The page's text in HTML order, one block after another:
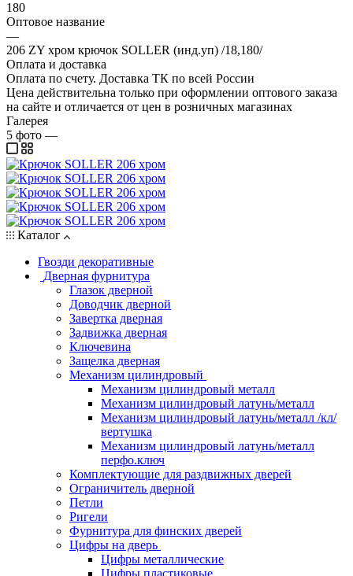
180
Оптовое название
—
206 ZY хром крючок SOLLER (инд.уп) /18,180/
Оплата и доставка
Оплата по счету. Доставка ТК по всей России
Цена действительна только при оформлении оптового заказа
на сайте и отличается от цен в розничных магазинах
Галерея
5 фото —
Каталог
Гвозди декоративные
Дверная фурнитура
Глазок дверной
Доводчик дверной
Завертка дверная
Задвижка дверная
Ключевина
Защелка дверная
Механизм цилиндровый
Механизм цилиндровый металл
Механизм цилиндровый латунь/металл
Механизм цилиндровый латунь/металл /кл/
вертушка
Механизм цилиндровый латунь/металл
перфо.ключ
Комплектующие для раздвижных дверей
Ограничитель дверной
Петли
Ригели
Фурнитура для финских дверей
Цифры на дверь
Цифры металлические
Цифры пластиковые